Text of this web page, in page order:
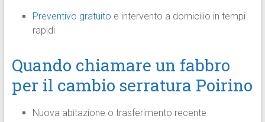
Preventivo gratuito e intervento a domicilio in tempi
rapidi
Quando chiamare un fabbro
per il cambio serratura Poirino
Nuova abitazione o trasferimento recente